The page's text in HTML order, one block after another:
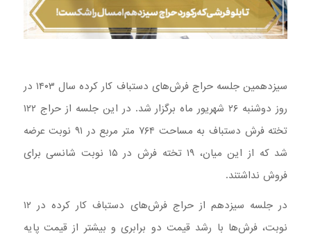
سیزدهمین جلسه حراج فرش‌های دستباف کار کرده سال ۱۴۰۳ در
روز دوشنبه ۲۶ شهریور ماه برگزار شد. در این جلسه از حراج ۱۲۲
تخته فرش دستباف به مساحت ۷۶۴ متر مربع در ۹۱ نوبت عرضه
شد که از این میان، ۱۹ تخته فرش در ۱۵ نوبت شانسی برای
فروش نداشتند.
در جلسه سیزدهم از حراج فرش‌های دستباف کار کرده در ۱۲
نوبت، فرش‌ها با رشد قیمت دو برابری و بیشتر از قیمت پایه